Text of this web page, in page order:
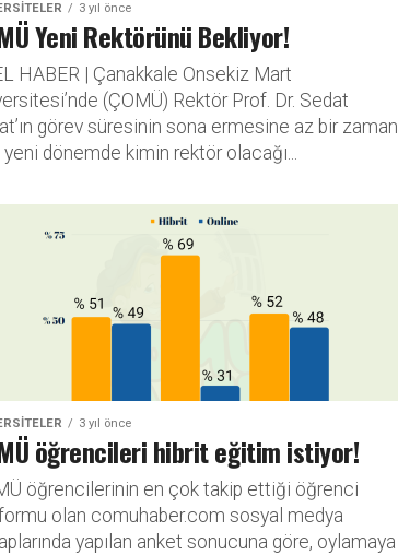
3 yıl önce
Yeni Rektörünü Bekliyor!
HABER | Çanakkale Onsekiz Mart
(ÇOMÜ) Rektör Prof. Dr. Sedat
görev süresinin sona ermesine az bir zaman
yeni dönemde kimin rektör olacağı...
3 yıl önce
öğrencileri hibrit eğitim istiyor!
öğrencilerinin en çok takip ettiği öğrenci
olan comuhaber.com sosyal medya
yapılan anket sonucuna göre, oylamaya